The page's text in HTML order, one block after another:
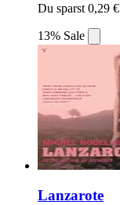
Du sparst 0,29 €
13% Sale
Lanzarote